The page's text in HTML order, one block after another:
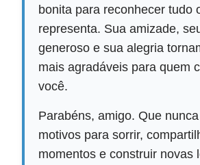
bonita para reconhecer tudo
representa. Sua amizade,
generoso e sua alegria
mais agradáveis para quem
você.
Parabéns, amigo. Que
motivos para sorrir,
momentos e construir novas